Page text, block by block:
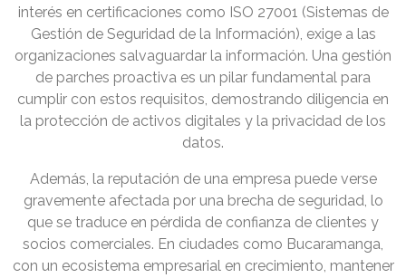
interés en certificaciones como ISO 27001 (Sistemas de
Gestión de Seguridad de la Información), exige a las
organizaciones salvaguardar la información. Una gestión
de parches proactiva es un pilar fundamental para
cumplir con estos requisitos, demostrando diligencia en
la protección de activos digitales y la privacidad de los
datos.
Además, la reputación de una empresa puede verse
gravemente afectada por una brecha de seguridad, lo
que se traduce en pérdida de confianza de clientes y
socios comerciales. En ciudades como Bucaramanga,
con un ecosistema empresarial en crecimiento, mantener